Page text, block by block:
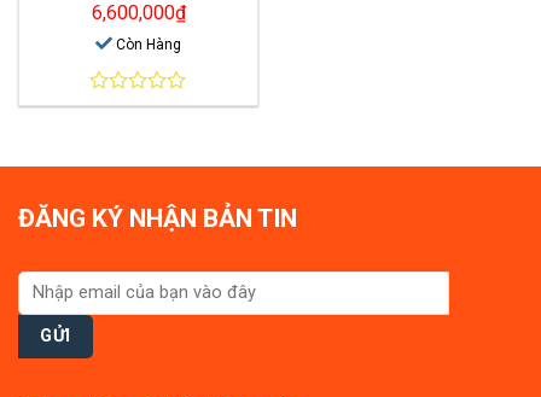
6,600,000₫
Còn Hàng
0
5
ĐĂNG KÝ NHẬN BẢN TIN